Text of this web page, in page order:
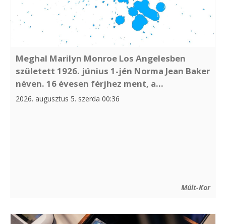
Meghal Marilyn Monroe Los Angelesben
született 1926. június 1-jén Norma Jean Baker
néven. 16 évesen férjhez ment, a...
2026. augusztus 5. szerda 00:36
Múlt-Kor